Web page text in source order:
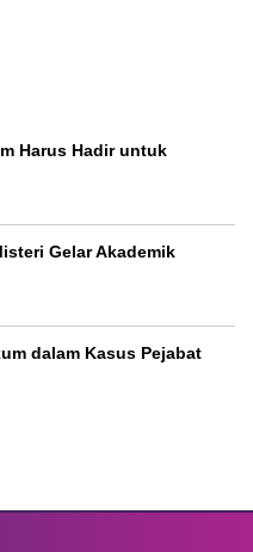
Harus Hadir untuk
Gelar Akademik
dalam Kasus Pejabat